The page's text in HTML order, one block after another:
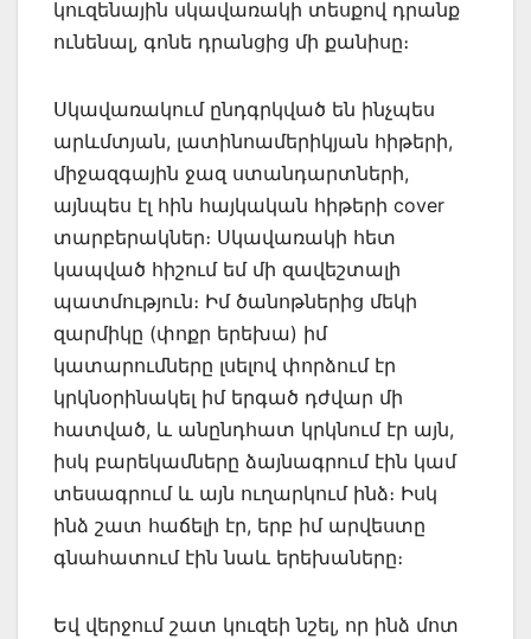
կուզենային սկավառակի տեսքով դրանք
ունենալ, գոնե դրանցից մի քանիսը։
Սկավառակում ընդգրկված են ինչպես
արևմտյան, լատինոամերիկյան հիթերի,
միջազգային ջազ ստանդարտների,
այնպես էլ հին հայկական հիթերի cover
տարբերակներ։ Սկավառակի հետ
կապված հիշում եմ մի զավեշտալի
պատմություն։ Իմ ծանոթներից մեկի
զարմիկը (փոքր երեխա) իմ
կատարումները լսելով փորձում էր
կրկնօրինակել իմ երգած դժվար մի
հատված, և անընդհատ կրկնում էր այն,
իսկ բարեկամները ձայնագրում էին կամ
տեսագրում և այն ուղարկում ինձ։ Իսկ
ինձ շատ հաճելի էր, երբ իմ արվեստը
գնահատում էին նաև երեխաները։
Եվ վերջում շատ կուզեի նշել, որ ինձ մոտ